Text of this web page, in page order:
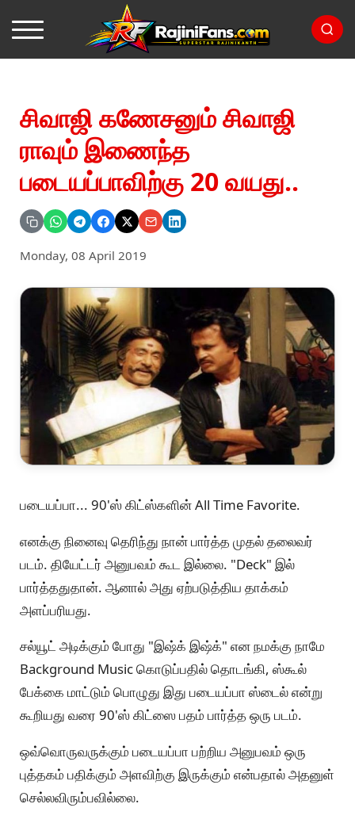
சிவாஜி கணேசனும் சிவாஜி
ராவும் இணைந்த
படையப்பாவிற்கு 20 வயது..
Monday, 08 April 2019
படையப்பா... 90'ஸ் கிட்ஸ்களின் All Time Favorite.
எனக்கு நினைவு தெரிந்து நான் பார்த்த முதல் தலைவர்
படம். தியேட்டர் அனுபவம் கூட இல்லை. "Deck" இல்
பார்த்ததுதான். ஆனால் அது ஏற்படுத்திய தாக்கம்
அளப்பரியது.
சல்யூட் அடிக்கும் போது "இஷ்க் இஷ்க்" என நமக்கு நாமே
Background Music கொடுப்பதில் தொடங்கி, ஸ்கூல்
பேக்கை மாட்டும் பொழுது இது படையப்பா ஸ்டைல் என்று
கூறியது வரை 90'ஸ் கிட்ஸை பதம் பார்த்த ஒரு படம்.
ஒவ்வொருவருக்கும் படையப்பா பற்றிய அனுபவம் ஒரு
புத்தகம் பதிக்கும் அளவிற்கு இருக்கும் என்பதால் அதனுள்
செல்லவிரும்பவில்லை.